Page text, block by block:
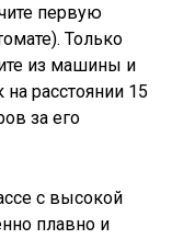
первую
Только
из машины и
расстоянии 15
за его
с высокой
плавно и